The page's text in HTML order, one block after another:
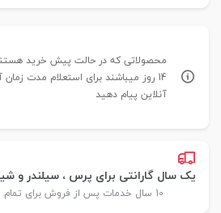
14 روز میباشند برای استعلام مدت
آنلاین پیام دهید
یک سال گارانتی برای پرس ، سیلندر و
10 سال خدمات پس از فروش برای تمام محصولات